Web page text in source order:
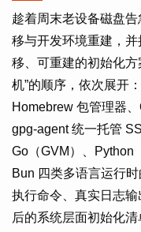
趁着周末老设备磁盘
移与开发环境重建，
移、可重建的初始化
机”的顺序，依次展开
Homebrew 包管理器
gpg-agent 统一托管
Go（GVM）、Python
Bun 四类多语言运行
执行命令、真实日志
后的系统层面初始化清